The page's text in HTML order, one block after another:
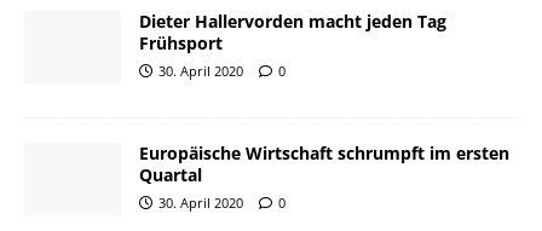
Dieter Hallervorden macht jeden Tag
Frühsport
30. April 2020 0
Europäische Wirtschaft schrumpft im ersten
Quartal
30. April 2020 0